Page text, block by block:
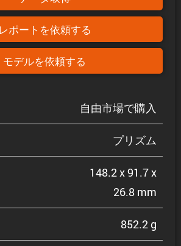
レポートを依頼する
モデルを依頼する
自由市場で購入
プリズム
148.2 x 91.7 x
26.8 mm
852.2 g